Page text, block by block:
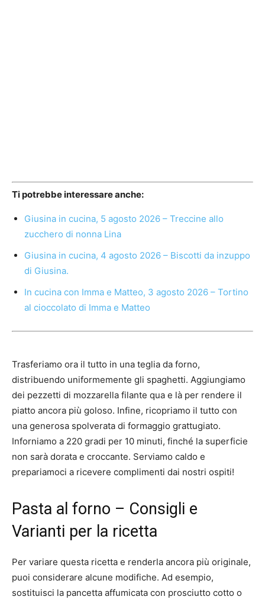
Ti potrebbe interessare anche:
Giusina in cucina, 5 agosto 2026 – Treccine allo
zucchero di nonna Lina
Giusina in cucina, 4 agosto 2026 – Biscotti da inzuppo
di Giusina.
In cucina con Imma e Matteo, 3 agosto 2026 – Tortino
al cioccolato di Imma e Matteo
Trasferiamo ora il tutto in una teglia da forno,
distribuendo uniformemente gli spaghetti. Aggiungiamo
dei pezzetti di mozzarella filante qua e là per rendere il
piatto ancora più goloso. Infine, ricopriamo il tutto con
una generosa spolverata di formaggio grattugiato.
Inforniamo a 220 gradi per 10 minuti, finché la superficie
non sarà dorata e croccante. Serviamo caldo e
prepariamoci a ricevere complimenti dai nostri ospiti!
Pasta al forno – Consigli e
Varianti per la ricetta
Per variare questa ricetta e renderla ancora più originale,
puoi considerare alcune modifiche. Ad esempio,
sostituisci la pancetta affumicata con prosciutto cotto o